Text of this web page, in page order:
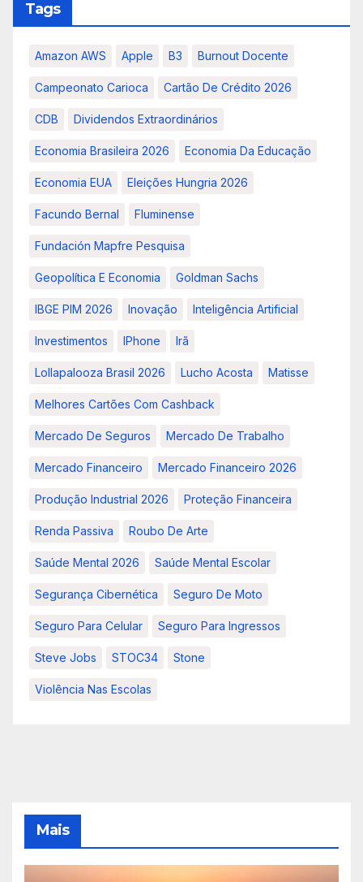
Tags
Amazon AWS Apple B3 Burnout Docente
Campeonato Carioca Cartão De Crédito 2026
CDB Dividendos Extraordinários
Economia Brasileira 2026 Economia Da Educação
Economia EUA Eleições Hungria 2026
Facundo Bernal Fluminense
Fundación Mapfre Pesquisa
Geopolítica E Economia Goldman Sachs
IBGE PIM 2026 Inovação Inteligência Artificial
Investimentos IPhone Irã
Lollapalooza Brasil 2026 Lucho Acosta Matisse
Melhores Cartões Com Cashback
Mercado De Seguros Mercado De Trabalho
Mercado Financeiro Mercado Financeiro 2026
Produção Industrial 2026 Proteção Financeira
Renda Passiva Roubo De Arte
Saúde Mental 2026 Saúde Mental Escolar
Segurança Cibernética Seguro De Moto
Seguro Para Celular Seguro Para Ingressos
Steve Jobs STOC34 Stone
Violência Nas Escolas
Mais